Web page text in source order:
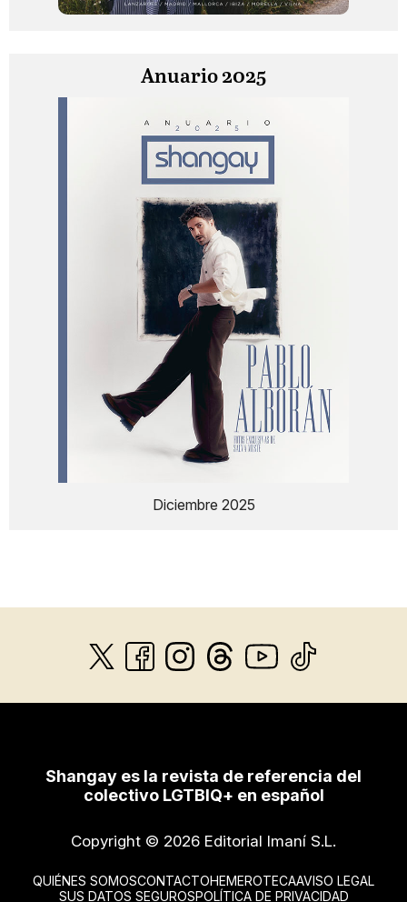
Anuario 2025
Diciembre 2025
Shangay es la revista de referencia del
colectivo LGTBIQ+ en español
Copyright © 2026 Editorial Imaní S.L.
QUIÉNES SOMOSCONTACTOHEMEROTECAAVISO LEGAL
SUS DATOS SEGUROSPOLÍTICA DE PRIVACIDAD